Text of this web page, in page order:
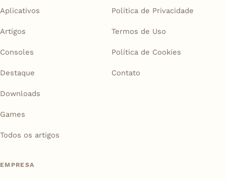
Aplicativos
Artigos
Consoles
Destaque
Downloads
Games
Todos os artigos
Política de Privacidade
Termos de Uso
Política de Cookies
Contato
EMPRESA